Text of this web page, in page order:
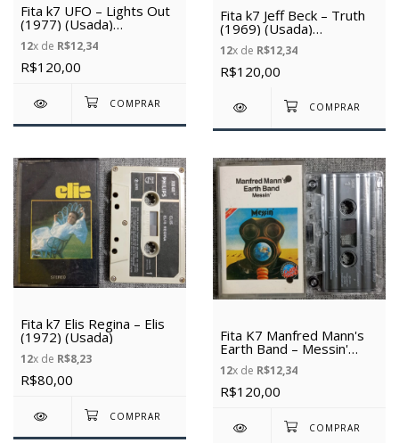
Fita k7 UFO – Lights Out
(1977) (Usada)
(Importada)
12x de R$12,34
R$120,00
Fita k7 Jeff Beck – Truth
(1969) (Usada)
(Importada)
12x de R$12,34
R$120,00
Fita k7 Elis Regina – Elis
(1972) (Usada)
12x de R$8,23
R$80,00
Fita K7 Manfred Mann's
Earth Band – Messin'
(1977) (Usada)
(Importada)
12x de R$12,34
R$120,00